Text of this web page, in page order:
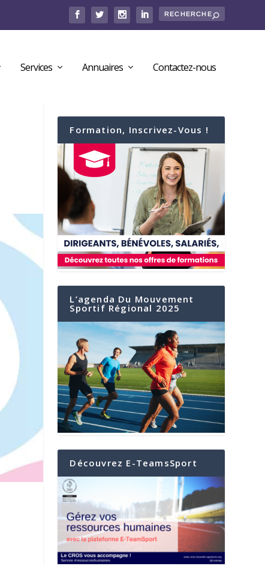
Services Annuaires Contactez-nous
Formation, Inscrivez-Vous !
L’agenda Du Mouvement
Sportif Régional 2025
Découvrez E-TeamsSport